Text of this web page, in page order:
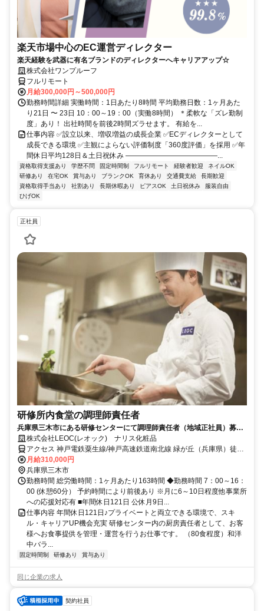
楽天市場中心のEC運営ディレクター
楽天経験を武器に有名ブランドのディレクターへキャリアアップ☆
株式会社ワンプルーフ
フルリモート
月給300,000円～500,000円
勤務時間詳細 実働時間：1日あたり8時間 平均勤務日数：1ヶ月あた
り21日 〜 23日 10：00～19：00（実働8時間） ＊柔軟な「ズレ勤制
度」あり！ 出社時間を前後2時間ズラせます。 有給を...
仕事内容 ✅設立以来、増収増益の成長企業 ✅ECディレクターとして
成長できる環境 ✅主観によらない評価制度「360度評価」を採用 ✅年
間休日平均128日＆土日祝休み ―――――――――――――...
資格取得支援あり 学歴不問 固定時間制 フルリモート 経験者歓迎
ネイルOK
研修あり
在宅OK 賞与あり ブランクOK 育休あり 交通費支給
長期歓迎
資格取得手当あり
社割あり 長期休暇あり ピアスOK 土日祝休み
服装自由
ひげOK
正社員
研修所内食堂の調理師責任者
兵庫県三木市にある研修センターにて調理師責任者（地域正社員）募
集！株式会社LEOC(レオック) ナリス化粧品
アクセス 神戸電鉄粟生線/神戸高速鉄道南北線 緑が丘（兵庫県）徒歩
約15分、神戸電鉄粟生線/神戸高速鉄道南北線 押部谷徒歩約16分、神
戸電鉄粟生線/神戸高速鉄道南北線 広野ゴルフ場前徒歩約23分 緑ヶ丘
駅より徒歩15分
月給310,000円
兵庫県三木市
勤務時間 総労働時間：1ヶ月あたり163時間 ◆勤務時間 7：00～16：
00 (休憩60分） 予約時間により前後あり ※月に6～10日程度他事業所
への応援対応有 ■年間休日121日 公休月9日...
仕事内容 年間休日121日♪プライベートと両立できる環境で、スキ
ル・キャリアUP機会充実 研修センター内の厨房責任者として、お客
様へお食事提供を管理・運営を行うお仕事です。 （80食程度）和洋
中バラ...
固定時間制 研修あり 賞与あり
同じ企業の求人
契約社員